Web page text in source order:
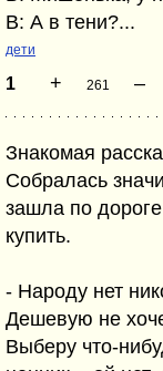
В: А в тени?...
дети
1 + 261 –
Знакомая
Собралась
зашла по
купить.
- Народу нет
Дешевую не
Выберу что-